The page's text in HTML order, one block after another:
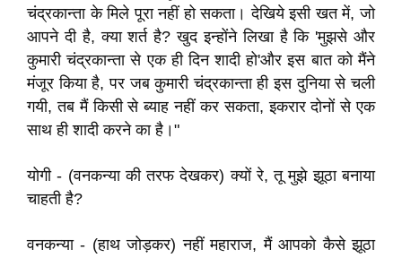
चंद्रकान्ता के मिले पूरा नहीं हो सकता। देखिये इसी खत में, जो
आपने दी है, क्या शर्त है? खुद इन्होंने लिखा है कि 'मुझसे और
कुमारी चंद्रकान्ता से एक ही दिन शादी हो'और इस बात को मैंने
मंजूर किया है, पर जब कुमारी चंद्रकान्ता ही इस दुनिया से चली
गयी, तब मैं किसी से ब्याह नहीं कर सकता, इकरार दोनों से एक
साथ ही शादी करने का है।"
योगी - (वनकन्या की तरफ देखकर) क्यों रे, तू मुझे झूठा बनाया
चाहती है?
वनकन्या - (हाथ जोड़कर) नहीं महाराज, मैं आपको कैसे झूठा